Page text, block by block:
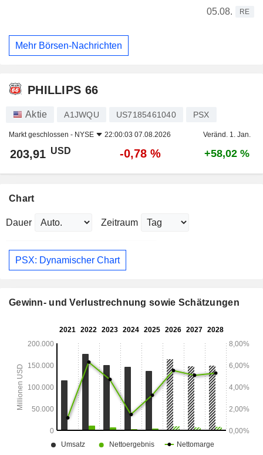
05.08.
RE
Mehr Börsen-Nachrichten
PHILLIPS 66
Aktie A1JWQU US7185461040 PSX
Markt geschlossen - NYSE 22:00:03 07.08.2026 Veränd. 1. Jan.
203,91 USD -0,78 % +58,02 %
Chart
Dauer Zeitraum
PSX: Dynamischer Chart
Gewinn- und Verlustrechnung sowie Schätzungen